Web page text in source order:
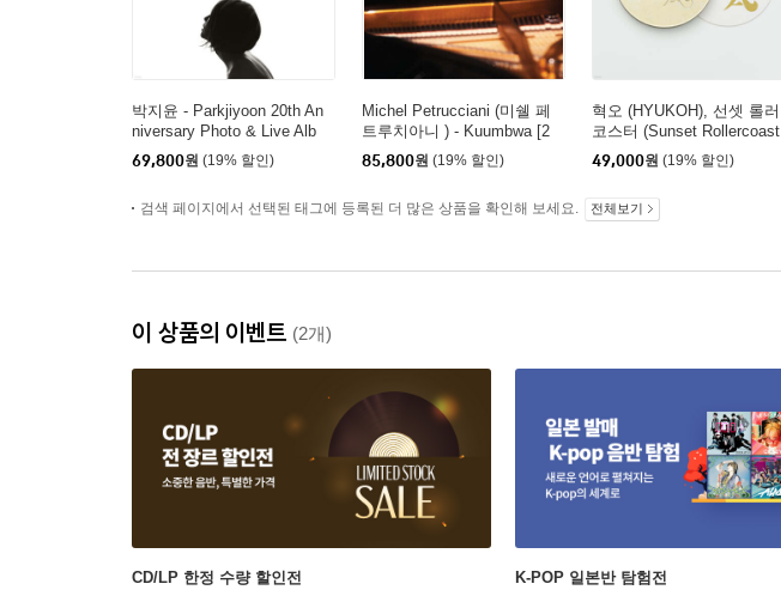
박지윤 - Parkjiyoon 20th An
niversary Photo & Live Alb
um [화이트 컬러 2LP]
69,800원 (19% 할인)
Michel Petrucciani (미쉘 페
트루치아니 ) - Kuumbwa [2
LP]
85,800원 (19% 할인)
혁오 (HYUKOH), 선셋 롤러
코스터 (Sunset Rollercoast
er) - AAA LIVE
49,000원 (19% 할인)
검색 페이지에서 선택된 태그에 등록된 더 많은 상품을 확인해 보세요. 전체보기
이 상품의 이벤트 (2개)
CD/LP 한정 수량 할인전 K-POP 일본반 탐험전